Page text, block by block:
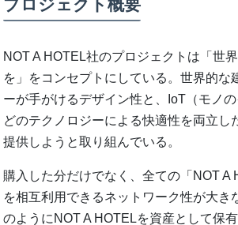
プロジェクト概要
NOT A HOTEL社のプロジェクトは「世
を」をコンセプトにしている。世界的な
ーが手がけるデザイン性と、IoT（モノ
どのテクノロジーによる快適性を両立し
提供しようと取り組んでいる。
購入した分だけでなく、全ての「NOT A
を相互利用できるネットワーク性が大き
のようにNOT A HOTELを資産として保